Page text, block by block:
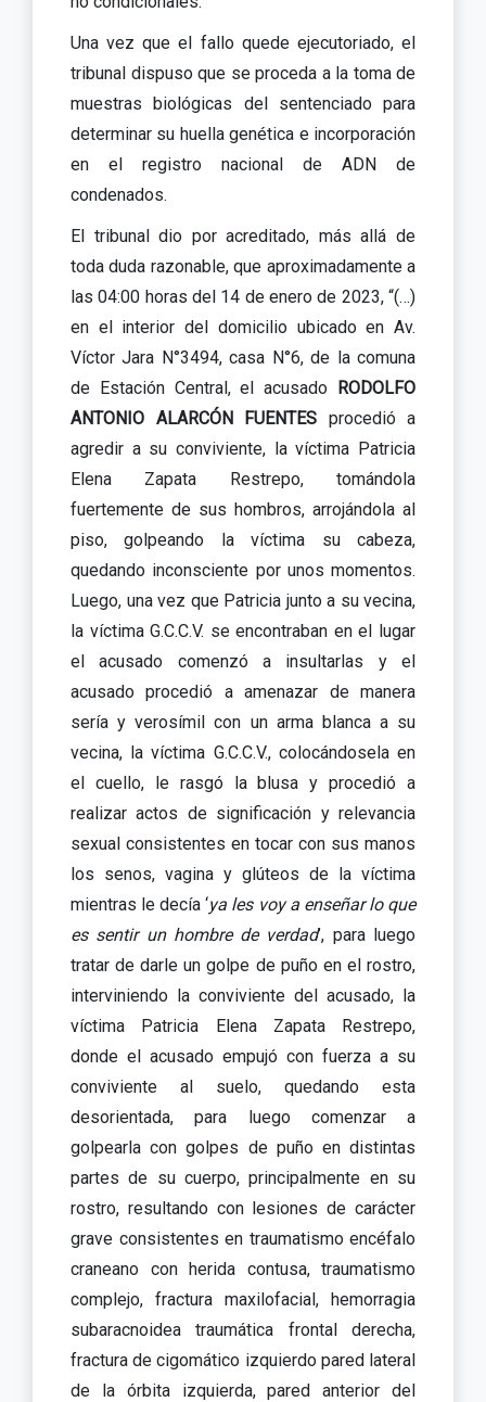
Una vez que el fallo quede ejecutoriado, el
tribunal dispuso que se proceda a la toma de
muestras biológicas del sentenciado para
determinar su huella genética e incorporación
en el registro nacional de ADN de
condenados.
El tribunal dio por acreditado, más allá de
toda duda razonable, que aproximadamente a
las 04:00 horas del 14 de enero de 2023, “(…)
en el interior del domicilio ubicado en Av.
Víctor Jara N°3494, casa N°6, de la comuna
de Estación Central, el acusado RODOLFO
ANTONIO ALARCÓN FUENTES procedió a
agredir a su conviviente, la víctima Patricia
Elena Zapata Restrepo, tomándola
fuertemente de sus hombros, arrojándola al
piso, golpeando la víctima su cabeza,
quedando inconsciente por unos momentos.
Luego, una vez que Patricia junto a su vecina,
la víctima G.C.C.V. se encontraban en el lugar
el acusado comenzó a insultarlas y el
acusado procedió a amenazar de manera
sería y verosímil con un arma blanca a su
vecina, la víctima G.C.C.V., colocándosela en
el cuello, le rasgó la blusa y procedió a
realizar actos de significación y relevancia
sexual consistentes en tocar con sus manos
los senos, vagina y glúteos de la víctima
mientras le decía ‘ya les voy a enseñar lo que
es sentir un hombre de verdad’, para luego
tratar de darle un golpe de puño en el rostro,
interviniendo la conviviente del acusado, la
víctima Patricia Elena Zapata Restrepo,
donde el acusado empujó con fuerza a su
conviviente al suelo, quedando esta
desorientada, para luego comenzar a
golpearla con golpes de puño en distintas
partes de su cuerpo, principalmente en su
rostro, resultando con lesiones de carácter
grave consistentes en traumatismo encéfalo
craneano con herida contusa, traumatismo
complejo, fractura maxilofacial, hemorragia
subaracnoidea traumática frontal derecha,
fractura de cigomático izquierdo pared lateral
de la órbita izquierda, pared anterior del